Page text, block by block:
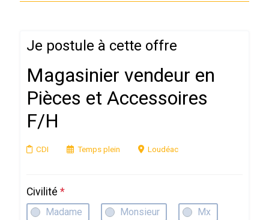
Je postule à cette offre
Magasinier vendeur en
Pièces et Accessoires
F/H
CDI Temps plein Loudéac
Civilité *
Madame Monsieur Mx